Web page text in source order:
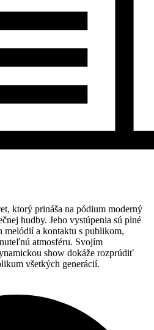
ktorý prináša na pódium moderný
hudby. Jeho vystúpenia sú plné
a kontaktu s publikom,
atmosféru. Svojím
show dokáže rozprúdiť
všetkých generácií.